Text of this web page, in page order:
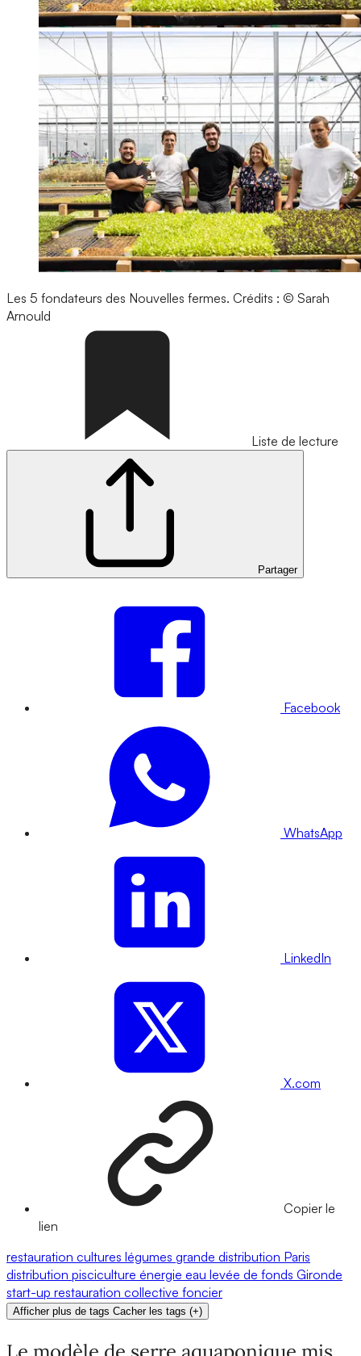
Les 5 fondateurs des Nouvelles fermes. Crédits : © Sarah
Arnould
Liste de lecture
Partager
Facebook
WhatsApp
LinkedIn
X.com
Copier le
lien
restauration cultures légumes grande distribution Paris
distribution pisciculture énergie eau levée de fonds Gironde
start-up restauration collective foncier
Afficher plus de tags Cacher les tags (+)